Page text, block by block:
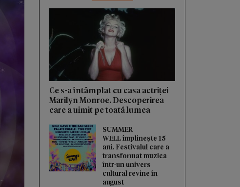
Ce s-a întâmplat cu casa actriței
Marilyn Monroe. Descoperirea
care a uimit pe toată lumea
SUMMER
WELL împlinește 15
ani. Festivalul care a
transformat muzica
într-un univers
cultural revine în
august